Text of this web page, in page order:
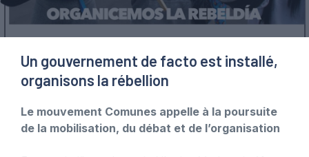
Un gouvernement de facto est installé,
organisons la rébellion
Le mouvement Comunes appelle à la poursuite
de la mobilisation, du débat et de l’organisation